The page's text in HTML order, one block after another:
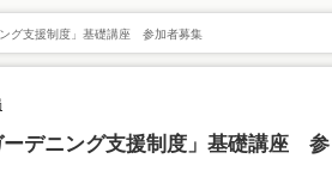
グ支援制度」基礎講座 参加者募集
デニング支援制度」基礎講座 参